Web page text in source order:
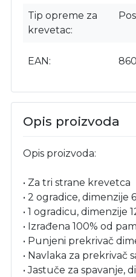
Tip opreme za
krevetac
EAN
Opis proizvoda
Opis proizvoda:
• Za tri strane krevetca
• 2 ogradice, dimenzije
• 1 ogradicu, dimenzije
• Izrađena 100% od
• Punjeni prekrivač
• Navlaka za prekrivač
• Jastuče za spavanje,